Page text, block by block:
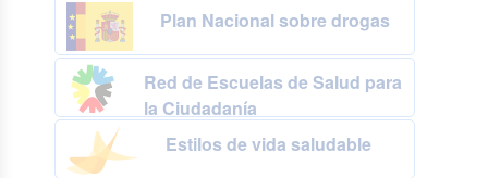
Plan Nacional sobre drogas
Red de Escuelas de Salud para
la Ciudadanía
Estilos de vida saludable